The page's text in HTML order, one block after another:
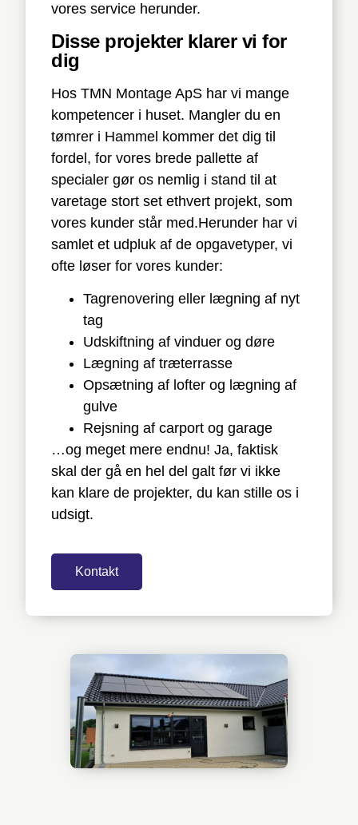
vores service herunder.
Disse projekter klarer vi for
dig
Hos TMN Montage ApS har vi mange
kompetencer i huset. Mangler du en
tømrer i Hammel kommer det dig til
fordel, for vores brede pallette af
specialer gør os nemlig i stand til at
varetage stort set ethvert projekt, som
vores kunder står med.Herunder har vi
samlet et udpluk af de opgavetyper, vi
ofte løser for vores kunder:
Tagrenovering eller lægning af nyt
tag
Udskiftning af vinduer og døre
Lægning af træterrasse
Opsætning af lofter og lægning af
gulve
Rejsning af carport og garage
…og meget mere endnu! Ja, faktisk
skal der gå en hel del galt før vi ikke
kan klare de projekter, du kan stille os i
udsigt.
Kontakt